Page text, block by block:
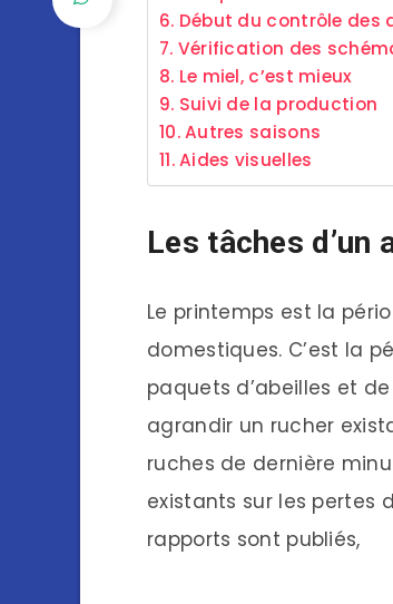
Début du contrôle des
Vérification des
Le miel, c’est mieux
Suivi de la production
Autres saisons
Aides visuelles
Les tâches
Le printemps est la
domestiques. C’est la
paquets d’abeilles et
agrandir un rucher
ruches de dernière
existants sur les pertes
rapports sont publiés,